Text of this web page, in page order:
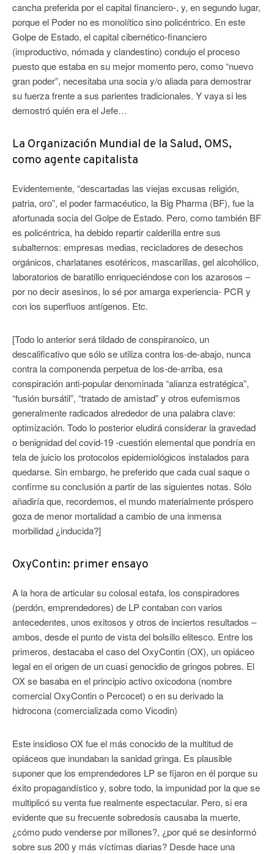
cancha preferida por el capital financiero-, y, en segundo lugar,
porque el Poder no es monolítico sino policéntrico. En este
Golpe de Estado, el capital cibernético-financiero
(improductivo, nómada y clandestino) condujo el proceso
puesto que estaba en su mejor momento pero, como “nuevo
gran poder”, necesitaba una socia y/o aliada para demostrar
su fuerza frente a sus parientes tradicionales. Y vaya si les
demostró quién era el Jefe…
La Organización Mundial de la Salud, OMS,
como agente capitalista
Evidentemente, “descartadas las viejas excusas religión,
patria, oro”, el poder farmacéutico, la Big Pharma (BF), fue la
afortunada socia del Golpe de Estado. Pero, como también BF
es policéntrica, ha debido repartir calderilla entre sus
subalternos: empresas medias, recicladores de desechos
orgánicos, charlatanes esotéricos, mascarillas, gel alcohólico,
laboratorios de baratillo enriqueciéndose con los azarosos –
por no decir asesinos, lo sé por amarga experiencia- PCR y
con los superfluos antígenos. Etc.
[Todo lo anterior será tildado de conspiranoico, un
descalificativo que sólo se utiliza contra los-de-abajo, nunca
contra la componenda perpetua de los-de-arriba, esa
conspiración anti-popular denominada “alianza estratégica”,
“fusión bursátil”, “tratado de amistad” y otros eufemismos
generalmente radicados alrededor de una palabra clave:
optimización. Todo lo posterior eludirá considerar la gravedad
o benignidad del covid-19 -cuestión elemental que pondría en
tela de juicio los protocolos epidemiológicos instalados para
quedarse. Sin embargo, he preferido que cada cual saque o
confirme su conclusión a partir de las siguientes notas. Sólo
añadiría que, recordemos, el mundo materialmente próspero
goza de menor mortalidad a cambio de una inmensa
morbilidad ¿inducida?]
OxyContin: primer ensayo
A la hora de articular su colosal estafa, los conspiradores
(perdón, emprendedores) de LP contaban con varios
antecedentes, unos exitosos y otros de inciertos resultados –
ambos, desde el punto de vista del bolsillo elitesco. Entre los
primeros, destacaba el caso del OxyContin (OX), un opiáceo
legal en el origen de un cuasi genocidio de gringos pobres. El
OX se basaba en el principio activo oxicodona (nombre
comercial OxyContin o Percocet) o en su derivado la
hidrocona (comercializada como Vicodin)
Este insidioso OX fue el más conocido de la multitud de
opiáceos que inundaban la sanidad gringa. Es plausible
suponer que los emprendedores LP se fijaron en él porque su
éxito propagandístico y, sobre todo, la impunidad por la que se
multiplicó su venta fue realmente espectacular. Pero, si era
evidente que su frecuente sobredosis causaba la muerte,
¿cómo pudo venderse por millones?, ¿por qué se desinformó
sobre sus 200 y más víctimas diarias? Desde hace una